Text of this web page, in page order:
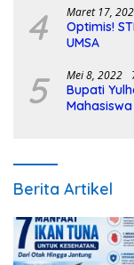
4 Maret 17,
Optimis!
UMSA
5 Mei 8, 2022
Bupati
Berita Artikel